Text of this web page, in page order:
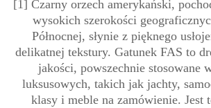
[1] Czarny orzech amerykański,
wysokich szerokości
Północnej, słynie z pięknego
delikatnej tekstury. Gatunek FAS to
jakości, powszechnie stosowane
luksusowych, takich jak jachty,
klasy i meble na zamówienie. Jest